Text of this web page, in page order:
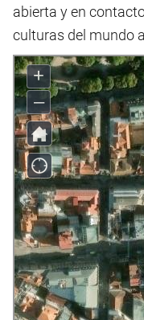
abierta y en
culturas del mundo